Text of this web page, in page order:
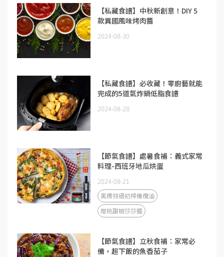
【私藏食譜】中秋新創意！DIY 5
款異國風味烤肉醬
2024-08-30
【私藏食譜】必收藏！零廚藝就能
完成的5道氣炸鍋低脂食譜
2024-08-28
【節氣食譜】處暑食補：義式家常
料理-西班牙地瓜烘蛋
2024-08-21
黑標特級初榨橄欖油
櫻桃甜椒莎莎醬
【節氣食譜】立秋食補：家常必
備，超下飯的魚香茄子